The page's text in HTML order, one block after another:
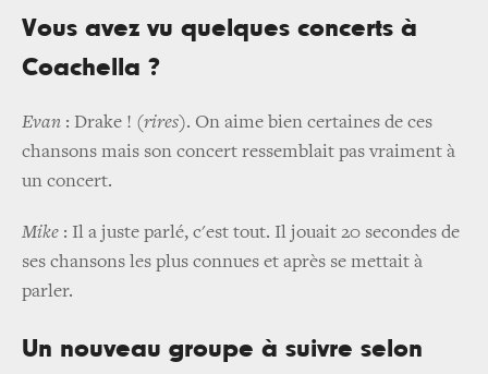
Vous avez vu quelques concerts à
Coachella ?
Evan : Drake ! (rires). On aime bien certaines de ces
chansons mais son concert ressemblait pas vraiment à
un concert.
Mike : Il a juste parlé, c'est tout. Il jouait 20 secondes de
ses chansons les plus connues et après se mettait à
parler.
Un nouveau groupe à suivre selon